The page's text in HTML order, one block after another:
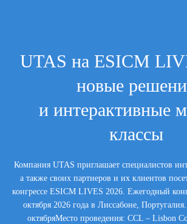
UTAS на ESICM
новые
и интерактивные
классы
Компания UTAS приглашает специалистов
а также своих партнеров и их клиентов
конгрессе ESICM LIVES 2026. Ежегодный
октября 2026 года в Лиссабоне,
октябряМесто проведения: CCL – Lisbon